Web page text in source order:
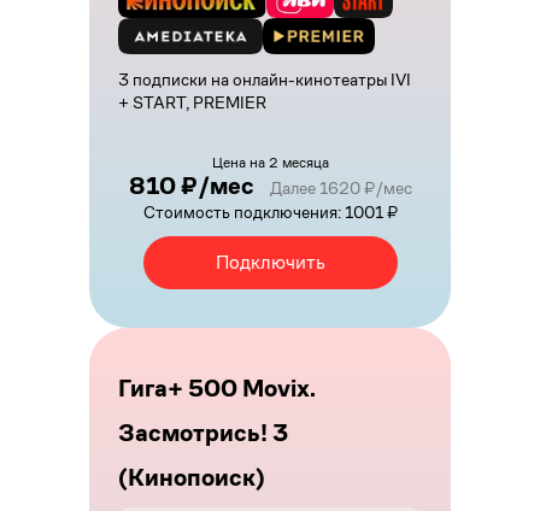
3 подписки на онлайн-кинотеатры IVI
+ START, PREMIER
Цена на 2 месяца
810 ₽/мес
Далее 1620 ₽/мес
Стоимость подключения: 1001 ₽
Подключить
Гига+ 500 Movix.
Засмотрись! 3
(Кинопоиск)